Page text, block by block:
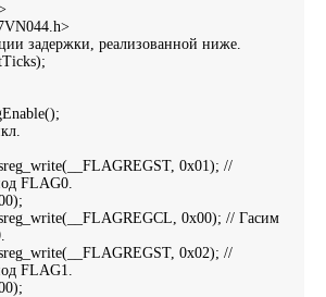
задержки, реализованной ниже.
0x01); //
FLAG0.
0x00); // Гасим
0x02); //
FLAG1.